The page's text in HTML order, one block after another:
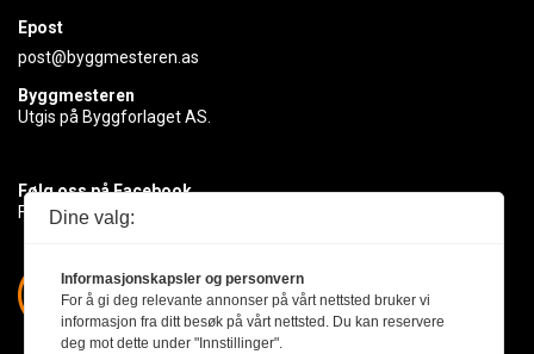
Epost
post@byggmesteren.as
Byggmesteren
Utgis på Byggforlaget AS.
Følg oss på Facebook
Få med deg det siste innen byggebransjen
Dine valg:
Informasjonskapsler og personvern
For å gi deg relevante annonser på vårt nettsted bruker vi
informasjon fra ditt besøk på vårt nettsted. Du kan reservere
deg mot dette under "Innstillinger".